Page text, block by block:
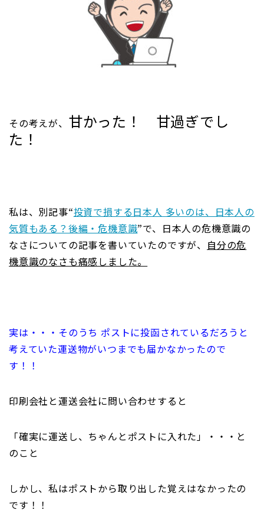
その考えが、 甘かった！ 甘過ぎでし
た！
私は、別記事“投資で損する日本人 多いのは、日本人の
気質もある？後編・危機意識”で、日本人の危機意識の
なさについての記事を書いていたのですが、 自分の危
機意識のなさも痛感しました。
実は・・・そのうち ポストに投函されているだろうと
考えていた運送物がいつまでも届かなかったので
す！！
印刷会社と運送会社に問い合わせすると
「確実に運送し、ちゃんとポストに入れた」・・・と
のこと
しかし、私はポストから取り出した覚えはなかったの
です！！